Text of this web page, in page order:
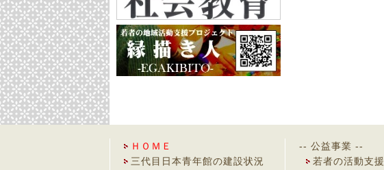
ＨＯＭＥ
三代目日本青年館の建設状況
-- 公益事業 --
若者の活動支援